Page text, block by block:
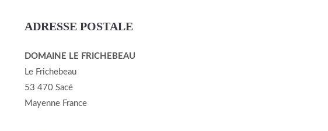
ADRESSE POSTALE
DOMAINE LE FRICHEBEAU
Le Frichebeau
53 470 Sacé
Mayenne France